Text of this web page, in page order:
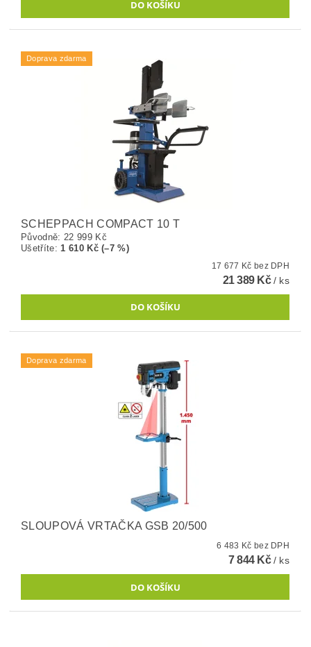
Doprava zdarma
SCHEPPACH COMPACT 10 T
Původně: 22 999 Kč
Ušetříte: 1 610 Kč (–7 %)
17 677 Kč bez DPH
21 389 Kč/ ks
Doprava zdarma
SLOUPOVÁ VRTAČKA GSB 20/500
6 483 Kč bez DPH
7 844 Kč/ ks